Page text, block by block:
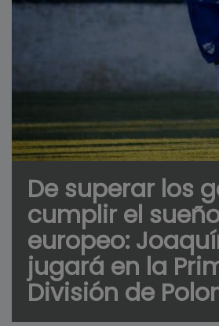
De superar los
cumplir el
europeo:
jugará en la
División de